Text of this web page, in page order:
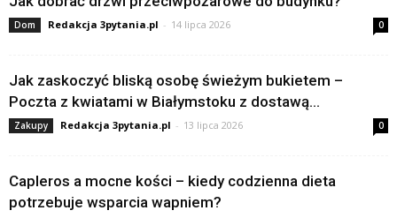
Dom Redakcja 3pytania.pl - 14 lipca 2026 0
Jak zaskoczyć bliską osobę świeżym bukietem –
Poczta z kwiatami w Białymstoku z dostawą...
Zakupy Redakcja 3pytania.pl - 13 lipca 2026 0
Capleros a mocne kości – kiedy codzienna dieta
potrzebuje wsparcia wapniem?